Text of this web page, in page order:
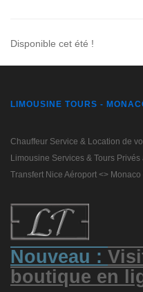
Disponible cet été !
LIMOUSINE TOURS -
Chauffeur Service & Location de
Limousine Services & Tours Privés
Transfert Nice Aéroport <> Monaco
Nouveau :
boutique en